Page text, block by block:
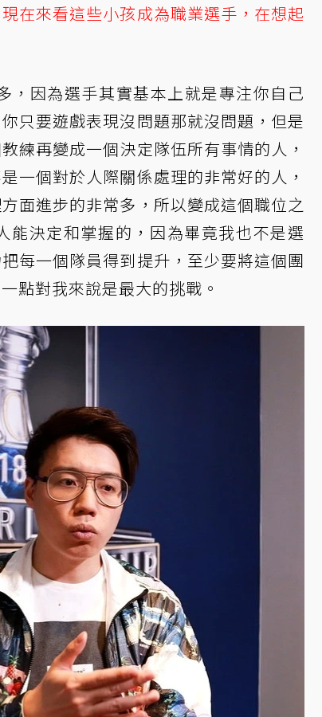
在來看這些小孩成為職業選手，在想起
，因為選手其實基本上就是專注你自己
只要遊戲表現沒問題那就沒問題，但是
練再變成一個決定隊伍所有事情的人，
一個對於人際關係處理的非常好的人，
面進步的非常多，所以變成這個職位之
決定和掌握的，因為畢竟我也不是選
每一個隊員得到提升，至少要將這個團
點對我來說是最大的挑戰。